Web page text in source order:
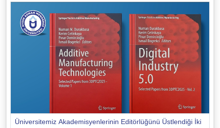
Üniversitemiz Akademisyenlerinin Editörlüğünü Üstlendiği İki